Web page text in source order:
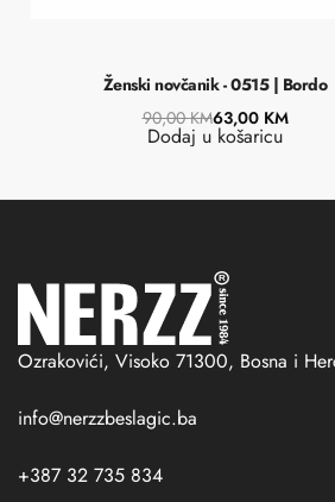
Ženski novčanik - 0515 | Bordo
90,00KM63,00 KM
Dodaj u košaricu
Ozrakovići, Visoko 71300, Bosna i
info@nerzzbeslagic.ba
+387 32 735 834